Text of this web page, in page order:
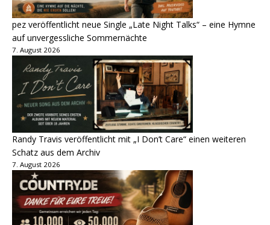
pez veröffentlicht neue Single „Late Night Talks“ – eine Hymne
auf unvergessliche Sommernächte
7. August 2026
Randy Travis veröffentlicht mit „I Don’t Care“ einen weiteren
Schatz aus dem Archiv
7. August 2026